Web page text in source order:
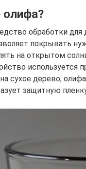
олифа?
обработки для
покрывать
на открытом
используется
сухое дерево,
защитную